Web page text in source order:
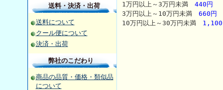
送料・決済・出荷
送料について
クール便について
決済・出荷
弊社のこだわり
商品の品質・価格・類似品
について
1万円以上～3万円未満 440円
3万円以上～10万円未満 660円
10万円以上～30万円未満 1,100